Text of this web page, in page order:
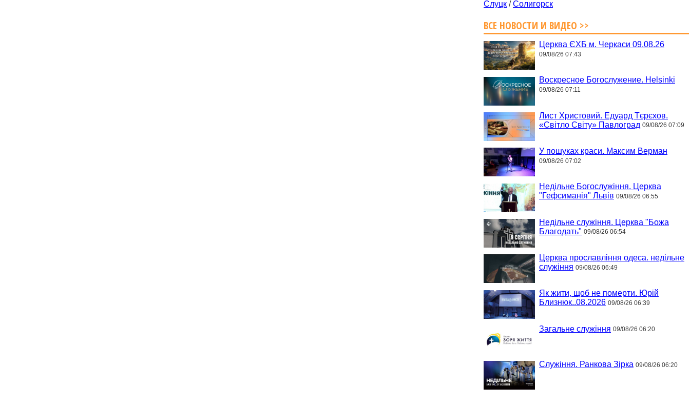
Слуцк /Солигорск
ВСЕ НОВОСТИ И ВИДЕО >>
Церква ЄХБ м. Черкаси 09.08.26
09/08/26 07:43
Воскресное Богослужение. Helsinki
09/08/26 07:11
Лист Христовий. Едуард Тєрєхов.
«Світло Світу» Павлоград 09/08/26 07:09
У пошуках краси. Максим Верман
09/08/26 07:02
Недільне Богослужіння. Церква
"Гефсиманія" Львів 09/08/26 06:55
Недільне служіння. Церква "Божа
Благодать" 09/08/26 06:54
Церква прославління одеса. недільне
служіння 09/08/26 06:49
Як жити, щоб не померти. Юрій
Близнюк..08.2026 09/08/26 06:39
Загальне служіння 09/08/26 06:20
Служіння. Ранкова Зірка 09/08/26 06:20